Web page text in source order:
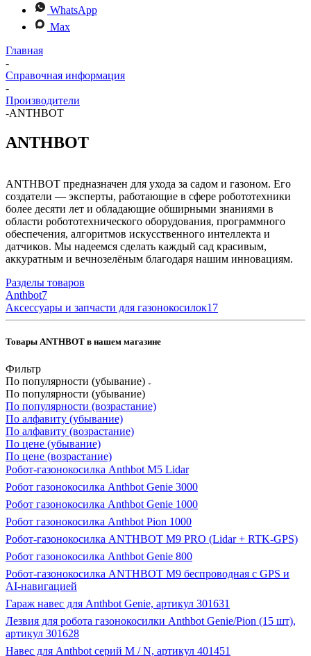
WhatsApp
Max
Главная
-
Справочная информация
-
Производители
-ANTHBOT
ANTHBOT
ANTHBOT предназначен для ухода за садом и газоном. Его
создатели — эксперты, работающие в сфере робототехники
более десяти лет и обладающие обширными знаниями в
области робототехнического оборудования, программного
обеспечения, алгоритмов искусственного интеллекта и
датчиков. Мы надеемся сделать каждый сад красивым,
аккуратным и вечнозелёным благодаря нашим инновациям.
Разделы товаров
Anthbot7
Аксессуары и запчасти для газонокосилок17
Товары ANTHBOT в нашем магазине
Фильтр
По популярности (убывание)
По популярности (убывание)
По популярности (возрастание)
По алфавиту (убывание)
По алфавиту (возрастание)
По цене (убывание)
По цене (возрастание)
Робот-газонокосилка Anthbot M5 Lidar
Робот газонокосилка Anthbot Genie 3000
Робот газонокосилка Anthbot Genie 1000
Робот газонокосилка Anthbot Pion 1000
Робот-газонокосилка ANTHBOT M9 PRO (Lidar + RTK-GPS)
Робот газонокосилка Anthbot Genie 800
Робот-газонокосилка ANTHBOT M9 беспроводная с GPS и
AI-навигацией
Гараж навес для Anthbot Genie, артикул 301631
Лезвия для робота газонокосилки Anthbot Genie/Pion (15 шт),
артикул 301628
Навес для Anthbot серий M / N, артикул 401451